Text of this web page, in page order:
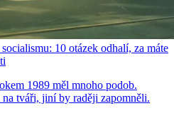
10 otázek odhalí, za máte
1989 měl mnoho podob.
tváři, jiní by raději zapomněli.